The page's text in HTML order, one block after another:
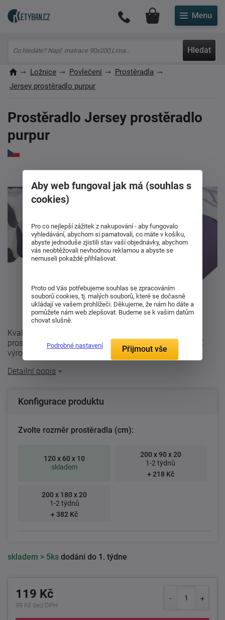
Hledat
Můj účet
Ložnice Povlečení
Prostěradla
Jersey prostěradlo purpur
Prostěradlo Jersey prostěradlo
purpur
Kvalitní jersey prostěradlo purpurové barvy. Jersey
prostěradla jsou napínací, opatřena gumou v tunýlku. K
výrobě těchto prostěradel je ...
Detailní popis
Konfigurace produktu
Zvolte rozměr prostěradla (cm):
120 x 60 x 10
skladem
200 x 90 x 20
1-2 týdnů
+ 218 Kč
200 x 180 x 20
1-2 týdnů
+ 382 Kč
skladem > 5ks dodání do 1. týdne
119 Kč
99 Kč bez DPH
Aby web fungoval jak má (souhlas s
cookies)
Pro co nejlepší zážitek z nakupování - aby fungovalo
vyhledávání, abychom si pamatovali, co máte v košíku,
abyste jednoduše zjistili stav vaší objednávky, abychom
vás neobtěžovali nevhodnou reklamou a abyste se
nemuseli pokaždé přihlašovat.
Proto od Vás potřebujeme souhlas se zpracováním
souborů cookies, tj. malých souborů, které se dočasně
ukládají ve vašem prohlížeči. Děkujeme, že nám ho dáte a
pomůžete nám web zlepšovat. Budeme se k vašim datům
chovat slušně.
Podrobné nastavení Přijmout vše